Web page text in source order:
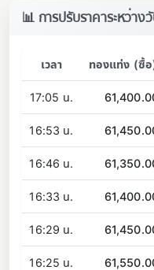
📊 การปรับราคาระหว่าง
เวลา ทองแท่ง (ซื้
17:05 น.
16:53 น.
16:46 น.
16:33 น.
16:29 น.
16:25 น.